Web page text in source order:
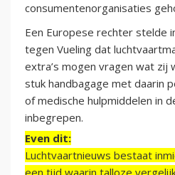
consumentenorganisaties
Een Europese rechter stelde
tegen Vueling dat
extra’s mogen vragen wat zij
stuk handbagage met daarin
of medische hulpmiddelen in
inbegrepen.
Even dit:
Luchtvaartnieuws bestaat